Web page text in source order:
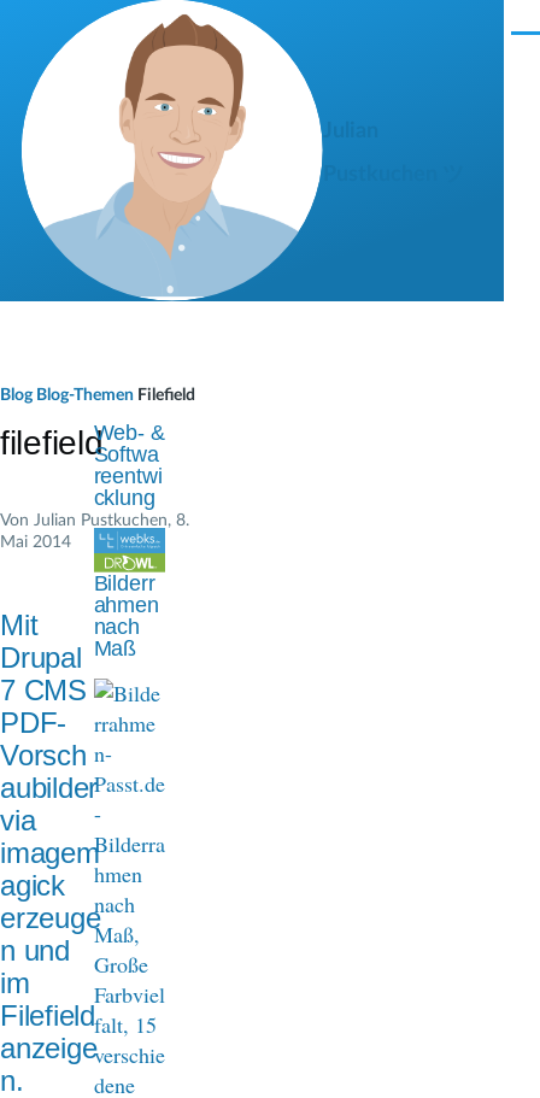
Direkt zum Inhalt
M
a
d
n
v
i
g
a
t
i
o
n
Blog Blog-Themen Filefield
filefield
Von Julian Pustkuchen, 8.
Mai 2014
Mit
Drupal
7 CMS
PDF-
Vorsch
aubilder
via
imagem
agick
erzeuge
n und
im
Filefield
anzeige
n.
Web- &
Softwa
reentwi
cklung
Bilderr
ahmen
nach
Maß